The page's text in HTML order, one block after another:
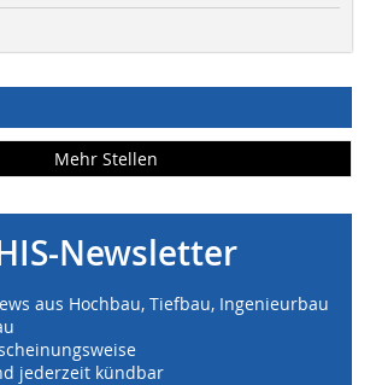
Mehr Stellen
Newsletter
aus Hochbau, Tiefbau, Ingenieurbau
jederzeit kündbar